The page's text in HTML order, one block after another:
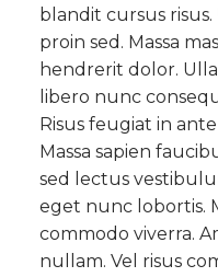
blandit cursus
proin sed. Massa
hendrerit dolor.
libero nunc
Risus feugiat in
Massa sapien
sed lectus
eget nunc lobortis.
commodo viverra.
nullam. Vel risus